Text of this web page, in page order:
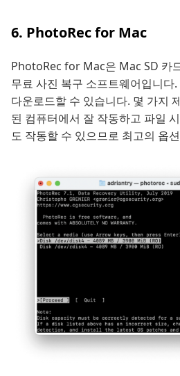
6. PhotoRec for Mac
PhotoRec for Mac은 Mac SD 카
무료 사진 복구 소프트웨어입니다
다운로드할 수 있습니다. 몇 가지
된 컴퓨터에서 잘 작동하고 파일
도 작동할 수 있으므로 최고의 옵